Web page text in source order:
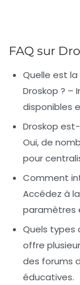
FAQ sur
Quelle est
Droskop ? –
disponibles
Droskop
Oui, de
pour
Comment
Accédez à
paramètres
Quels types
offre
des forums
éducatives.